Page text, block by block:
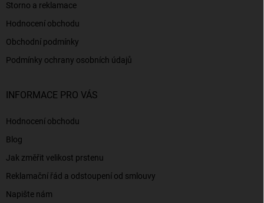
Storno a reklamace
Hodnocení obchodu
Obchodní podmínky
Podmínky ochrany osobních údajů
INFORMACE PRO VÁS
Hodnocení obchodu
Blog
Jak změřit velikost prstenu
Reklamační řád a odstoupení od smlouvy
Napište nám